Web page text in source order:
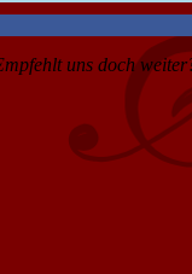
uns doch